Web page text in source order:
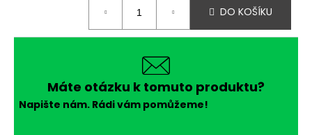
DO KOŠÍKU
Máte otázku k tomuto produktu?
Napište nám. Rádi vám pomůžeme!